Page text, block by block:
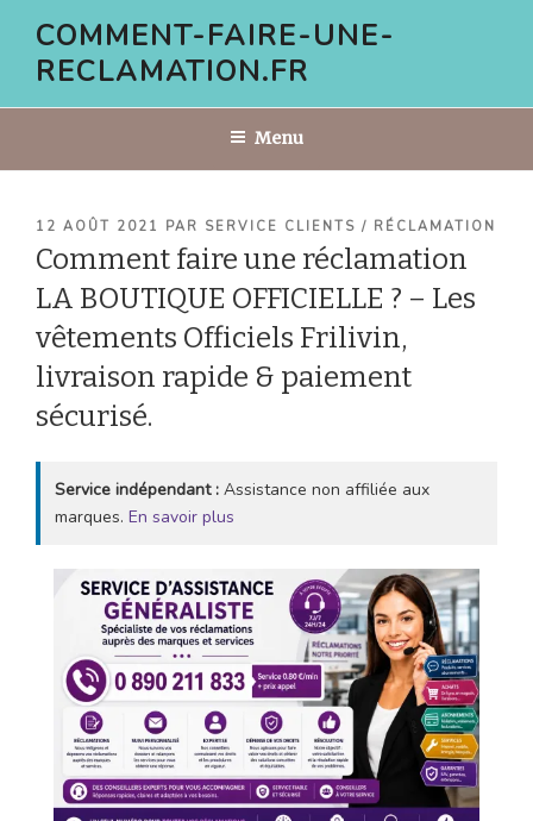
contenu
COMMENT-FAIRE-UNE-
RECLAMATION.FR
Menu
PUBLIÉ
LE
12 AOÛT 2021 PAR SERVICE CLIENTS / RÉCLAMATION
Comment faire une réclamation
LA BOUTIQUE OFFICIELLE ? – Les
vêtements Officiels Frilivin,
livraison rapide & paiement
sécurisé.
Service indépendant : Assistance non affiliée aux
marques. En savoir plus